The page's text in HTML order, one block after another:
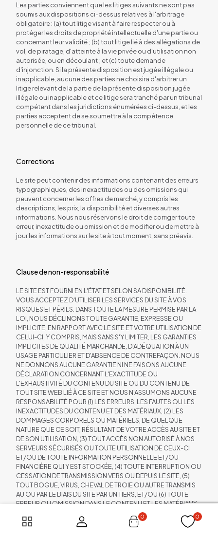
Les parties conviennent que les litiges suivants ne sont pas
soumis aux dispositions ci-dessus relatives à l'arbitrage
obligatoire : (a) tout litige visant à faire respecter ou à
protéger les droits de propriété intellectuelle d'une partie ou
concernant leur validité ; (b) tout litige lié à des allégations de
vol, de piratage, d'atteinte à la vie privée ou d'utilisation non
autorisée, ou en découlant ; et (c) toute demande
d'injonction. Si la présente disposition est jugée illégale ou
inapplicable, aucune des parties ne choisira d'arbitrer un
litige relevant de la partie de la présente disposition jugée
illégale ou inapplicable et ce litige sera tranché par un tribunal
compétent dans les juridictions énumérées ci-dessus, et les
parties acceptent de se soumettre à la compétence
personnelle de ce tribunal.
Corrections
Le site peut contenir des informations contenant des erreurs
typographiques, des inexactitudes ou des omissions qui
peuvent concerner les offres de marché, y compris les
descriptions, les prix, la disponibilité et diverses autres
informations. Nous nous réservons le droit de corriger toute
erreur, inexactitude ou omission et de modifier ou de mettre à
jour les informations sur le site à tout moment, sans préavis.
Clause de non-responsabilité
LE SITE EST FOURNI EN L'ÉTAT ET SELON SA DISPONIBILITÉ.
VOUS ACCEPTEZ D'UTILISER LES SERVICES DU SITE À VOS
RISQUES ET PÉRILS. DANS TOUTE LA MESURE PERMISE PAR LA
LOI, NOUS DÉCLINONS TOUTE GARANTIE, EXPRESSE OU
IMPLICITE, EN RAPPORT AVEC LE SITE ET VOTRE UTILISATION DE
CELUI-CI, Y COMPRIS, MAIS SANS S'Y LIMITER, LES GARANTIES
IMPLICITES DE QUALITÉ MARCHANDE, D'ADÉQUATION À UN
USAGE PARTICULIER ET D'ABSENCE DE CONTREFAÇON. NOUS
NE DONNONS AUCUNE GARANTIE NI NE FAISONS AUCUNE
DÉCLARATION CONCERNANT L'EXACTITUDE OU
L'EXHAUSTIVITÉ DU CONTENU DU SITE OU DU CONTENU DE
TOUT SITE WEB LIÉ À CE SITE ET NOUS N'ASSUMONS AUCUNE
RESPONSABILITÉ POUR (1) LES ERREURS, LES FAUTES OU LES
INEXACTITUDES DU CONTENU ET DES MATÉRIAUX, (2) LES
DOMMAGES CORPORELS OU MATÉRIELS, DE QUELQUE
NATURE QUE CE SOIT, RÉSULTANT DE VOTRE ACCÈS AU SITE ET
DE SON UTILISATION, (3) TOUT ACCÈS NON AUTORISÉ À NOS
SERVEURS SÉCURISÉS OU TOUTE UTILISATION DE CEUX-CI
ET/OU DE TOUTE INFORMATION PERSONNELLE ET/OU
FINANCIÈRE QUI Y EST STOCKÉE, (4) TOUTE INTERRUPTION OU
CESSATION DE TRANSMISSION VERS OU DEPUIS LE SITE, (5)
TOUT BOGUE, VIRUS, CHEVAL DE TROIE OU AUTRE TRANSMIS
AU OU PAR LE BIAIS DU SITE PAR UN TIERS, ET/OU (6) TOUTE
ERREUR OU OMISSION DANS LE CONTENU ET LES MATÉRIAUX
OU TOUTE PERTE OU DOMMAGE DE QUELQUE NATURE QUE
CE SOIT RÉSULTANT DE L'UTILISATION DE TOUT CONTENU
0 0